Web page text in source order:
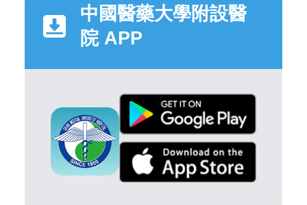
中國醫藥大學附設醫
院 APP